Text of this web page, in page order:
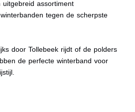
uitgebreid assortiment
tegen de scherpste
door Tollebeek rijdt of de polders
de perfecte winterband voor